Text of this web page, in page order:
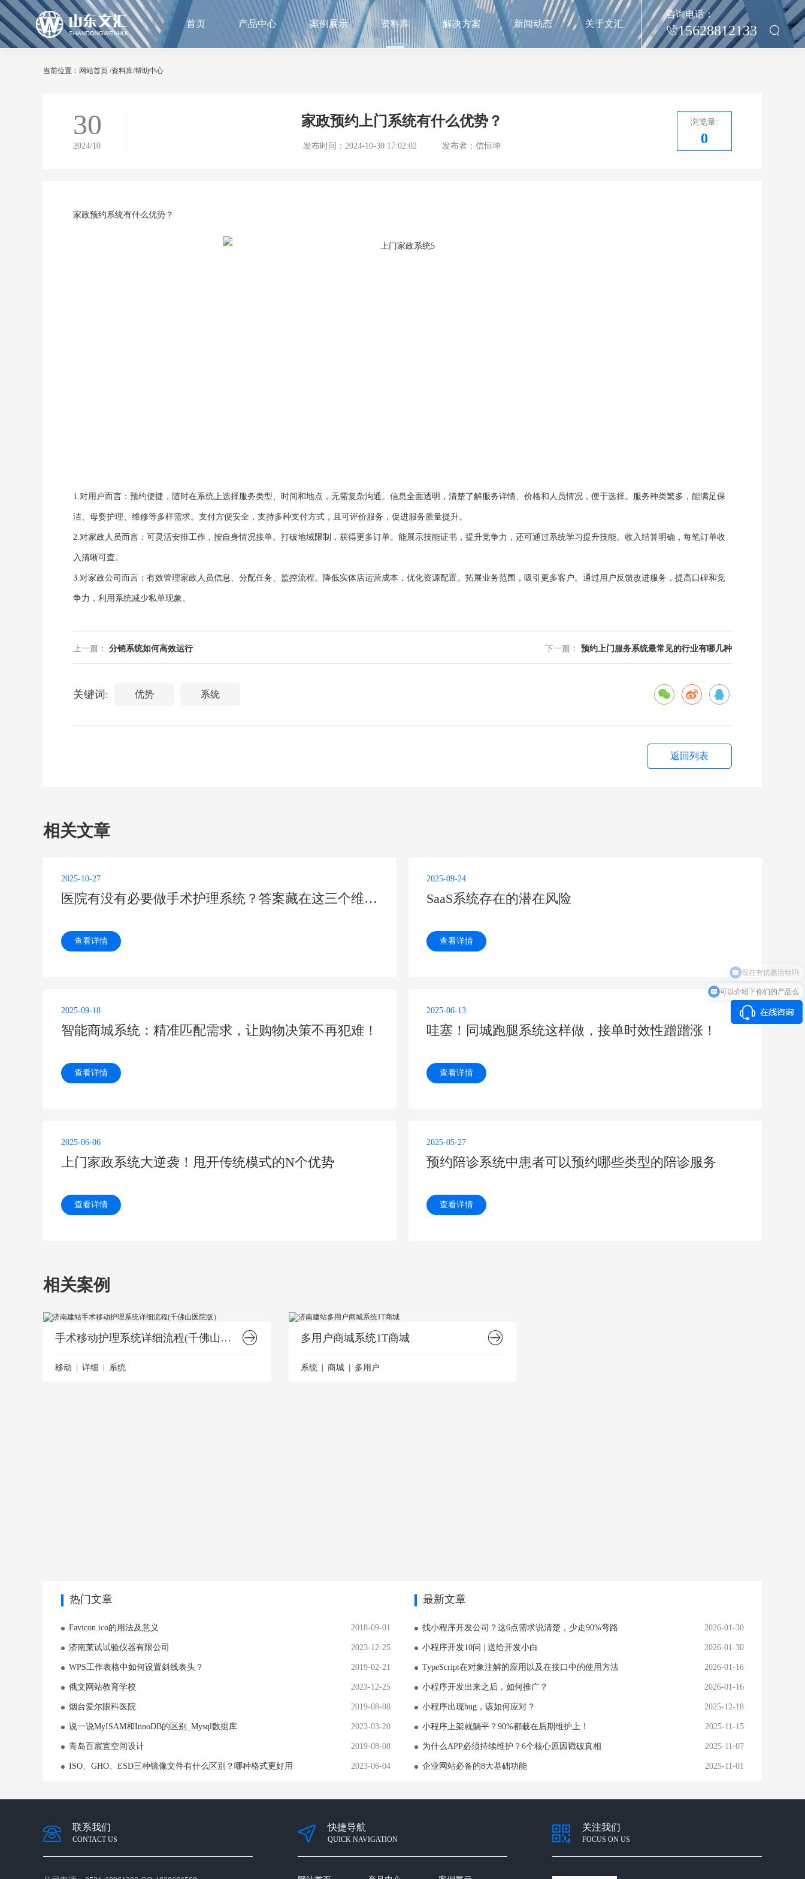
首页 产品中心 案例展示 资料库 解决方案 新闻动态 关于文汇
咨询电话：
15628812133
当前位置： 网站首页 /资料库/帮助中心
30
2024/10
家政预约上门系统有什么优势？
发布时间：2024-10-30 17:02:02 发布者：信恒坤
浏览量:
0
家政预约系统有什么优势？
1.对用户而言：预约便捷，随时在系统上选择服务类型、时间和地点，无需复杂沟通。信息全面透明，清楚了解服务详情、价格和人员情况，便于选择。服务种类繁多，能满足保
洁、母婴护理、维修等多样需求。支付方便安全，支持多种支付方式，且可评价服务，促进服务质量提升。
2.对家政人员而言：可灵活安排工作，按自身情况接单。打破地域限制，获得更多订单。能展示技能证书，提升竞争力，还可通过系统学习提升技能。收入结算明确，每笔订单收
入清晰可查。
3.对家政公司而言：有效管理家政人员信息、分配任务、监控流程。降低实体店运营成本，优化资源配置。拓展业务范围，吸引更多客户。通过用户反馈改进服务，提高口碑和竞
争力，利用系统减少私单现象。
上一篇： 分销系统如何高效运行 下一篇： 预约上门服务系统最常见的行业有哪几种
关键词: 优势 系统
返回列表
相关文章
2025-10-27
医院有没有必要做手术护理系统？答案藏在这三个维度里
查看详情
2025-09-24
SaaS系统存在的潜在风险
查看详情
2025-09-18
智能商城系统：精准匹配需求，让购物决策不再犯难！
查看详情
2025-06-13
哇塞！同城跑腿系统这样做，接单时效性蹭蹭涨！
查看详情
2025-06-06
上门家政系统大逆袭！甩开传统模式的N个优势
查看详情
2025-05-27
预约陪诊系统中患者可以预约哪些类型的陪诊服务
查看详情
相关案例
手术移动护理系统详细流程(千佛山医院版）
移动 详细 系统
多用户商城系统1T商城
系统 商城 多用户
热门文章
Favicon.ico的用法及意义 2018-09-01
济南莱试试验仪器有限公司 2023-12-25
WPS工作表格中如何设置斜线表头？ 2019-02-21
俄文网站教育学校 2023-12-25
烟台爱尔眼科医院 2019-08-08
说一说MyISAM和InnoDB的区别_Mysql数据库 2023-03-20
青岛百宸宜空间设计 2019-08-08
ISO、GHO、ESD三种镜像文件有什么区别？哪种格式更好用 2023-06-04
最新文章
找小程序开发公司？这6点需求说清楚，少走90%弯路 2026-01-30
小程序开发10问 | 送给开发小白 2026-01-30
TypeScript在对象注解的应用以及在接口中的使用方法 2026-01-16
小程序开发出来之后，如何推广？ 2026-01-16
小程序出现bug，该如何应对？ 2025-12-18
小程序上架就躺平？90%都栽在后期维护上！ 2025-11-15
为什么APP必须持续维护？6个核心原因戳破真相 2025-11-07
企业网站必备的8大基础功能 2025-11-01
联系我们
CONTACT US
快捷导航
QUICK NAVIGATION
关注我们
FOCUS ON US
可以介绍下你们的产品么